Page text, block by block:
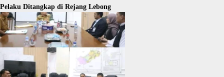
Pelaku Ditangkap di Rejang Lebong